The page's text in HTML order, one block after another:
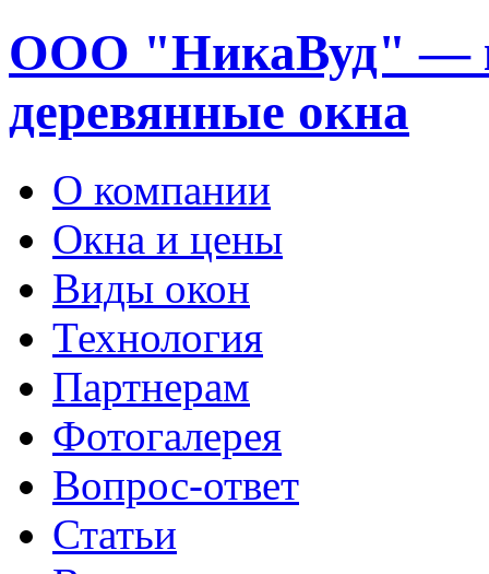
ООО "НикаВуд" —
деревянные окна
О компании
Окна и цены
Виды окон
Технология
Партнерам
Фотогалерея
Вопрос-ответ
Статьи